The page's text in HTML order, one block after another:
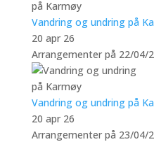
Vandring og undring på
20 apr 26
Arrangementer på 22/04/
Vandring og undring på
20 apr 26
Arrangementer på 23/04/